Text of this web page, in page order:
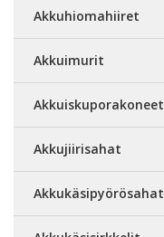
Akkuhiomahiiret
Akkuimurit
Akkuiskuporakoneet
Akkujiirisahat
Akkukäsipyörösahat